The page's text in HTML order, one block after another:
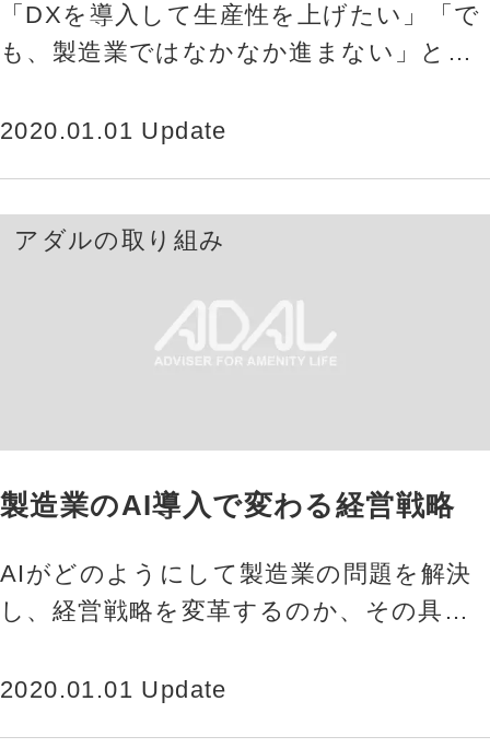
「DXを導入して生産性を上げたい」「で
も、製造業ではなかなか進まない」と感
は、製造業DXが進まない理由と…
2020.01.01 Update
アダルの取り組み
製造業のAI導入で変わる経営戦略
AIがどのようにして製造業の問題を解決
し、経営戦略を変革するのか、その具体
入の準備段階から実際の運用ま…
2020.01.01 Update